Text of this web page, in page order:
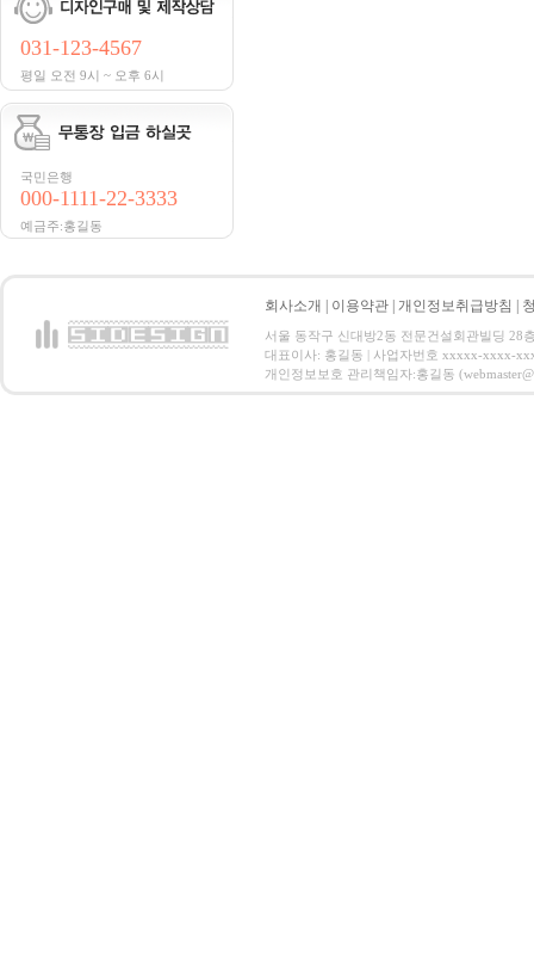
031-123-4567
평일 오전 9시 ~ 오후 6시
국민은행
000-1111-22-3333
예금주:홍길동
회사소개 이용약관 개인정보취급방침
서울 동작구 신대방2동 전문건설회관빌딩 28
대표이사: 홍길동 | 사업자번호 xxxxx-xxxx-
개인정보보호 관리책임자:홍길동